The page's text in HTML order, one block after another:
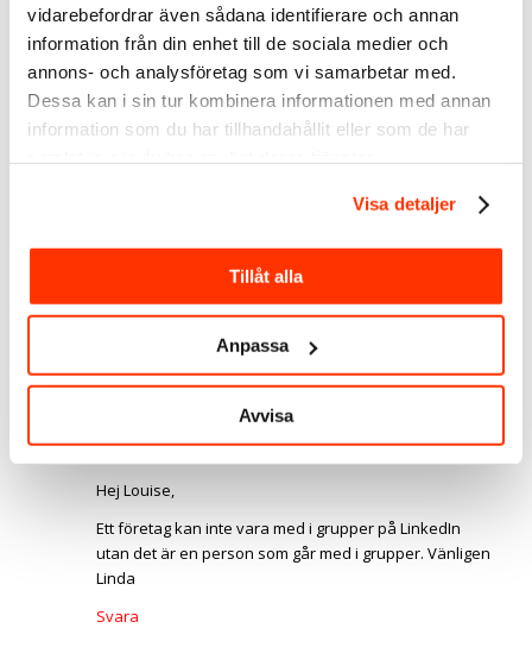
vidarebefordrar även sådana identifierare och annan
information från din enhet till de sociala medier och
annons- och analysföretag som vi samarbetar med.
Dessa kan i sin tur kombinera informationen med annan
information som du har tillhandahållit eller som de har
Visa detaljer
Tillåt alla
Anpassa
Avvisa
kommentarer. Detta tycker jag är väldigt bra då det
precis som du skriver, ger utrymme för konkreta
diskussioner för gruppen och den ackumulerade
kunskapsnivån stiger och leder till både nya
infallsvinklar och bekräftelse av kunskap. Tack för en
god artikel!
2018/10/10 den 14:15
Finns det en begränsning som företag/företagssida i
hur många grupper man kan vara med i?
2018/10/11 den 10:57
Hej Louise,
Ett företag kan inte vara med i grupper på LinkedIn
utan det är en person som går med i grupper. Vänligen
Linda
Svara